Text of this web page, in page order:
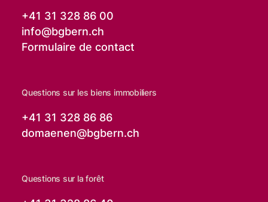
+41 31 328 86 00
info@bgbern.ch
Formulaire de contact
Questions sur les biens immobiliers
+41 31 328 86 86
domaenen@bgbern.ch
Questions sur la forêt